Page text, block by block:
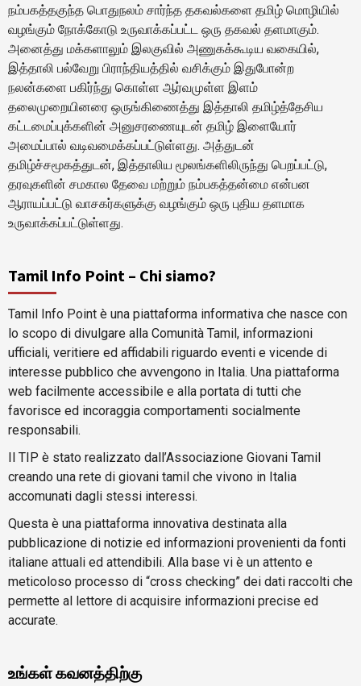
நம்பகத்தகுந்த பொதுநலம் சார்ந்த தகவல்களை தமிழ் மொழியில்
வழங்கும் நோக்கோடு உருவாக்கப்பட்ட ஒரு தகவல் தளமாகும்.
அனைத்து மக்களாலும் இலகுவில் அணுகக்கூடிய வகையில்,
இத்தாலி பல்வேறு பிராந்தியத்தில் வசிக்கும் இதுபோன்ற
நலன்களை பகிர்ந்து கொள்ள ஆர்வமுள்ள இளம்
தலைமுறையினரை ஒருங்கிணைத்து இத்தாலி தமிழ்த்தேசிய
கட்டமைப்புக்களின் அனுசரணையுடன் தமிழ் இளையோர்
அமைப்பால் வடிவமைக்கப்பட்டுள்ளது. அத்துடன்
தமிழ்ச்சமூகத்துடன், இத்தாலிய மூலங்களிலிருந்து பெறப்பட்டு,
தரவுகளின் சமகால தேவை மற்றும் நம்பகத்தன்மை என்பன
ஆராயப்பட்டு வாசகர்களுக்கு வழங்கும் ஒரு புதிய தளமாக
உருவாக்கப்பட்டுள்ளது.
Tamil Info Point – Chi siamo?
Tamil Info Point è una piattaforma informativa che nasce con
lo scopo di divulgare alla Comunità Tamil, informazioni
ufficiali, veritiere ed affidabili riguardo eventi e vicende di
interesse pubblico che avvengono in Italia. Una piattaforma
web facilmente accessibile e alla portata di tutti che
favorisce ed incoraggia comportamenti socialmente
responsabili.
Il TIP è stato realizzato dall’Associazione Giovani Tamil
creando una rete di giovani tamil che vivono in Italia
accomunati dagli stessi interessi.
Questa è una piattaforma innovativa destinata alla
pubblicazione di notizie ed informazioni provenienti da fonti
italiane attuali ed attendibili. Alla base vi è un attento e
meticoloso processo di “cross checking” dei dati raccolti che
permette al lettore di acquisire informazioni precise ed
accurate.
உங்கள் கவனத்திற்கு